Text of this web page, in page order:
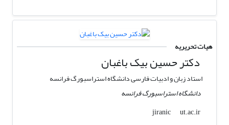
هیات تحریریه
دکتر حسین بیک باغبان
استاد زبان و ادبیات فارسی دانشگاه استراسبورگ فرانسه
دانشگاه استراسبورگ فرانسه
jiranic
ut.ac.ir